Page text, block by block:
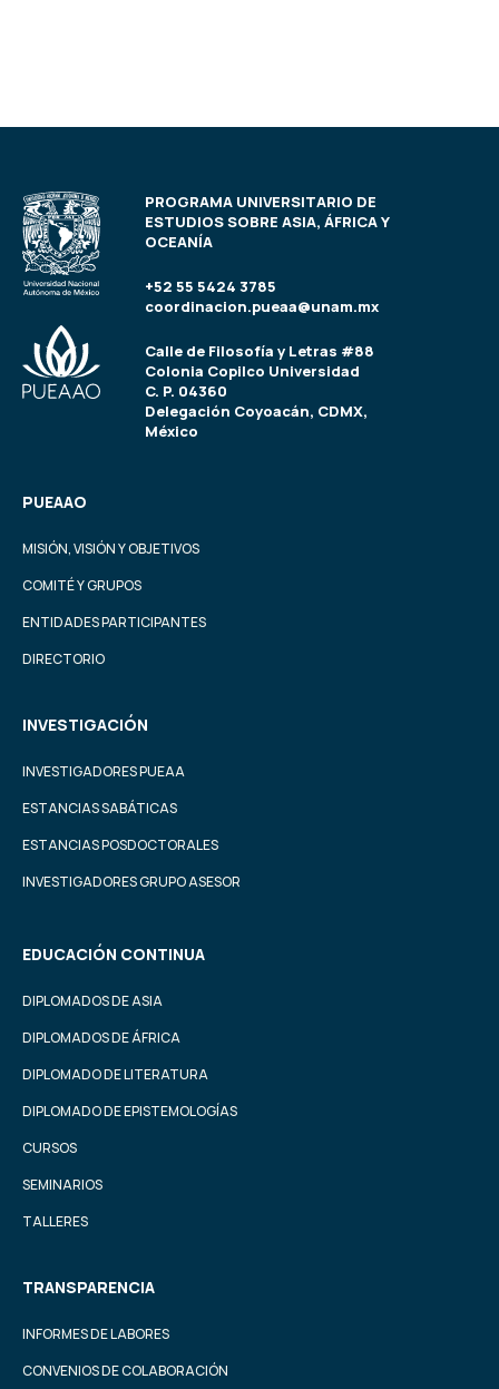
PROGRAMA UNIVERSITARIO DE
ESTUDIOS SOBRE ASIA, ÁFRICA Y
OCEANÍA
+52 55 5424 3785
coordinacion.pueaa@unam.mx
Calle de Filosofía y Letras #88
Colonia Copilco Universidad
C. P. 04360
Delegación Coyoacán, CDMX,
México
PUEAAO
MISIÓN, VISIÓN Y OBJETIVOS
COMITÉ Y GRUPOS
ENTIDADES PARTICIPANTES
DIRECTORIO
INVESTIGACIÓN
INVESTIGADORES PUEAA
ESTANCIAS SABÁTICAS
ESTANCIAS POSDOCTORALES
INVESTIGADORES GRUPO ASESOR
EDUCACIÓN CONTINUA
DIPLOMADOS DE ASIA
DIPLOMADOS DE ÁFRICA
DIPLOMADO DE LITERATURA
DIPLOMADO DE EPISTEMOLOGÍAS
CURSOS
SEMINARIOS
TALLERES
TRANSPARENCIA
INFORMES DE LABORES
CONVENIOS DE COLABORACIÓN